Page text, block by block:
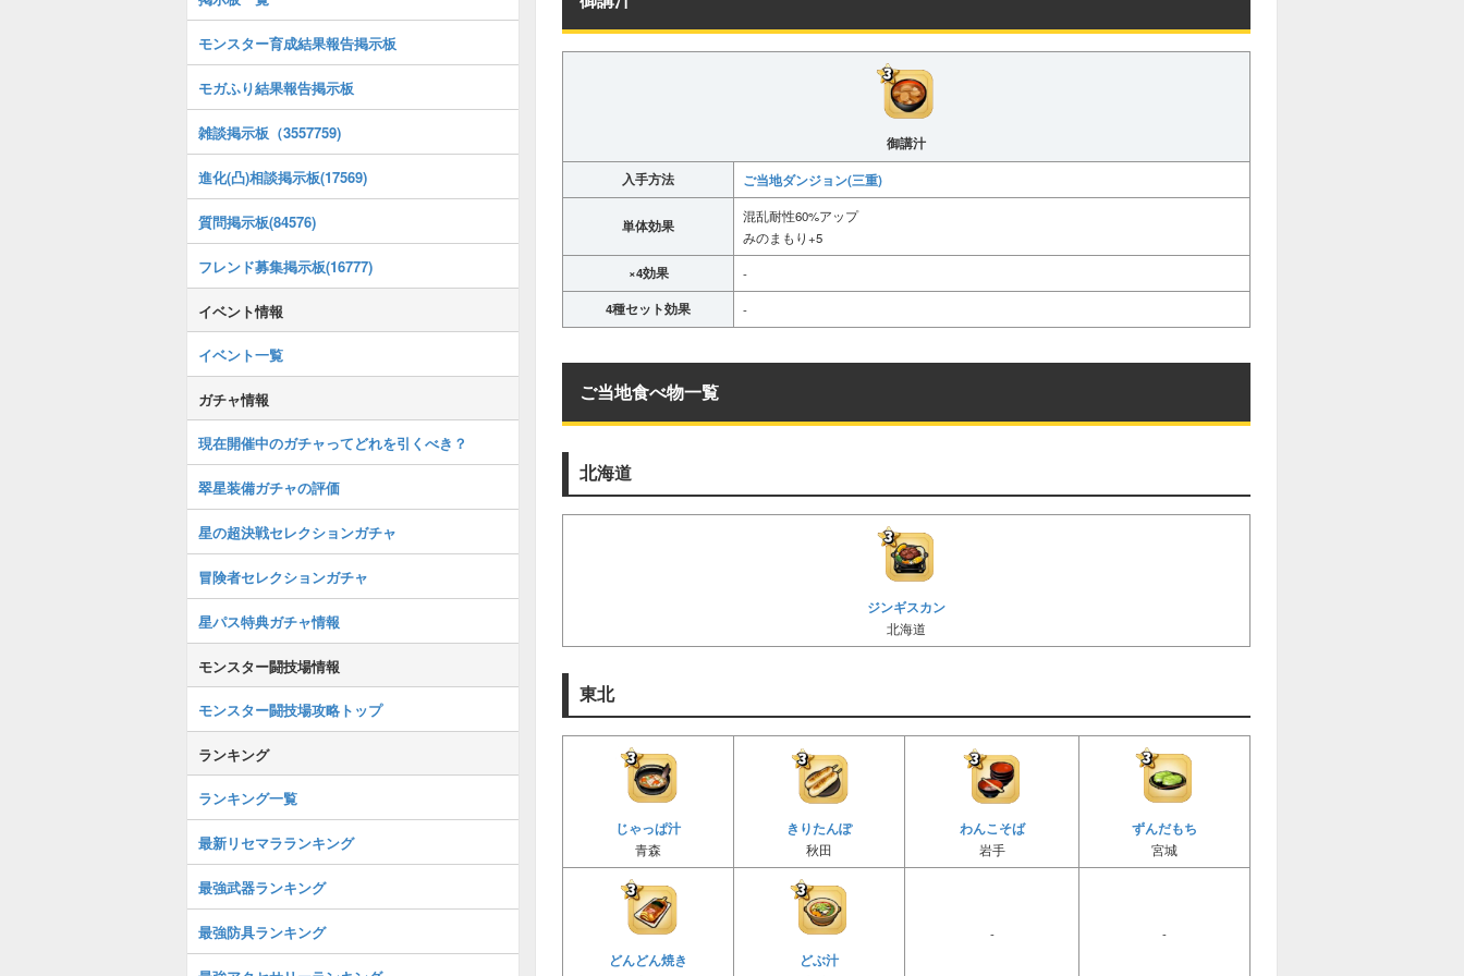
御講汁
入手方法
ご当地ダンジョン(三重)
単体効果
混乱耐性60%アップ
みのまもり+5
×4効果 -
4種セット効果 -
ご当地食べ物一覧
北海道
ジンギスカン
北海道
東北
じゃっぱ汁
青森
きりたんぽ
秋田
わんこそば
岩手
ずんだもち
宮城
どんどん焼き どぶ汁
- -
モンスター育成結果報告掲示板
モガふり結果報告掲示板
雑談掲示板（3557759)
進化(凸)相談掲示板(17569)
質問掲示板(84576)
フレンド募集掲示板(16777)
イベント情報
イベント一覧
ガチャ情報
現在開催中のガチャってどれを引くべき？
翠星装備ガチャの評価
星の超決戦セレクションガチャ
冒険者セレクションガチャ
星パス特典ガチャ情報
モンスター闘技場情報
モンスター闘技場攻略トップ
ランキング
ランキング一覧
最新リセマラランキング
最強武器ランキング
最強防具ランキング